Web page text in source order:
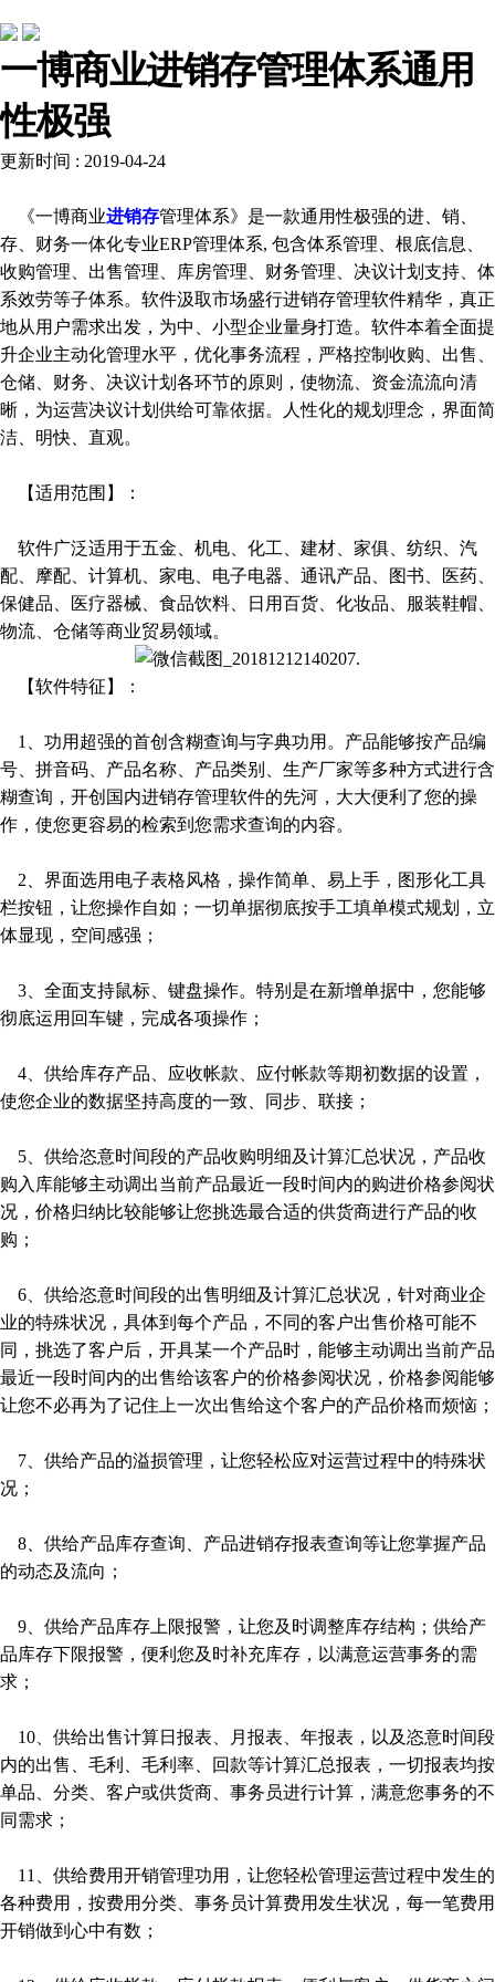
一博商业进销存管理体系通用
性极强
更新时间 : 2019-04-24
《一博商业进销存管理体系》是一款通用性极强的进、销、
存、财务一体化专业ERP管理体系, 包含体系管理、根底信息、
收购管理、出售管理、库房管理、财务管理、决议计划支持、体
系效劳等子体系。软件汲取市场盛行进销存管理软件精华，真正
地从用户需求出发，为中、小型企业量身打造。软件本着全面提
升企业主动化管理水平，优化事务流程，严格控制收购、出售、
仓储、财务、决议计划各环节的原则，使物流、资金流流向清
晰，为运营决议计划供给可靠依据。人性化的规划理念，界面简
洁、明快、直观。
【适用范围】：
软件广泛适用于五金、机电、化工、建材、家俱、纺织、汽
配、摩配、计算机、家电、电子电器、通讯产品、图书、医药、
保健品、医疗器械、食品饮料、日用百货、化妆品、服装鞋帽、
物流、仓储等商业贸易领域。
【软件特征】：
1、功用超强的首创含糊查询与字典功用。产品能够按产品编
号、拼音码、产品名称、产品类别、生产厂家等多种方式进行含
糊查询，开创国内进销存管理软件的先河，大大便利了您的操
作，使您更容易的检索到您需求查询的内容。
2、界面选用电子表格风格，操作简单、易上手，图形化工具
栏按钮，让您操作自如；一切单据彻底按手工填单模式规划，立
体显现，空间感强；
3、全面支持鼠标、键盘操作。特别是在新增单据中，您能够
彻底运用回车键，完成各项操作；
4、供给库存产品、应收帐款、应付帐款等期初数据的设置，
使您企业的数据坚持高度的一致、同步、联接；
5、供给恣意时间段的产品收购明细及计算汇总状况，产品收
购入库能够主动调出当前产品最近一段时间内的购进价格参阅状
况，价格归纳比较能够让您挑选最合适的供货商进行产品的收
购；
6、供给恣意时间段的出售明细及计算汇总状况，针对商业企
业的特殊状况，具体到每个产品，不同的客户出售价格可能不
同，挑选了客户后，开具某一个产品时，能够主动调出当前产品
最近一段时间内的出售给该客户的价格参阅状况，价格参阅能够
让您不必再为了记住上一次出售给这个客户的产品价格而烦恼；
7、供给产品的溢损管理，让您轻松应对运营过程中的特殊状
况；
8、供给产品库存查询、产品进销存报表查询等让您掌握产品
的动态及流向；
9、供给产品库存上限报警，让您及时调整库存结构；供给产
品库存下限报警，便利您及时补充库存，以满意运营事务的需
求；
10、供给出售计算日报表、月报表、年报表，以及恣意时间段
内的出售、毛利、毛利率、回款等计算汇总报表，一切报表均按
单品、分类、客户或供货商、事务员进行计算，满意您事务的不
同需求；
11、供给费用开销管理功用，让您轻松管理运营过程中发生的
各种费用，按费用分类、事务员计算费用发生状况，每一笔费用
开销做到心中有数；